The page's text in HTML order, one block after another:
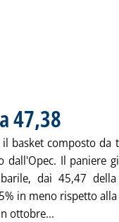
47,38
il basket composto da
dall'Opec. Il paniere
dai 45,47 della
in meno rispetto
ottobre...